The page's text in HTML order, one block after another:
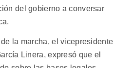
del gobierno a conversar
la marcha, el vicepresidente
Linera, expresó que el